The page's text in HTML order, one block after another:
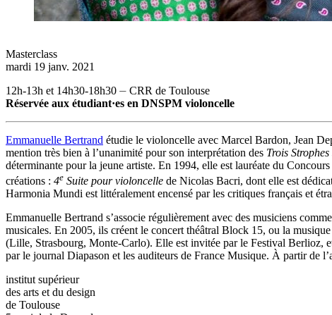
Masterclass
mardi 19 janv. 2021
12h-13h et 14h30-18h30 ⏤ CRR de Toulouse
Réservée aux étudiant·es en DNSPM violoncelle
Emmanuelle Bertrand étudie le violoncelle avec Marcel Bardon, Jean
mention très bien à l’unanimité pour son interprétation des Trois
déterminante pour la jeune artiste. En 1994, elle est lauréate du
créations : 4e Suite pour violoncelle de Nicolas Bacri, dont elle est
Harmonia Mundi est littéralement encensé par les critiques français et
Emmanuelle Bertrand s’associe régulièrement avec des musiciens
musicales. En 2005, ils créent le concert théâtral Block 15, ou la
(Lille, Strasbourg, Monte-Carlo). Elle est invitée par le Festival Berlioz,
par le journal Diapason et les auditeurs de France Musique. À partir de
institut supérieur
des arts et du design
de Toulouse